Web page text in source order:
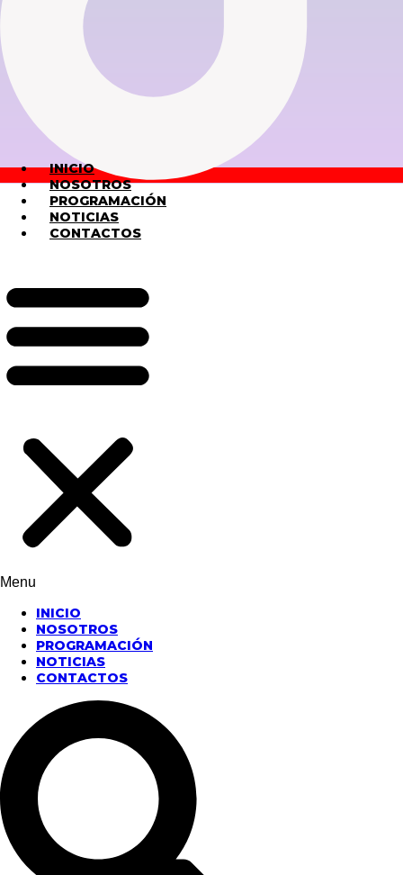
INICIO
NOSOTROS
PROGRAMACIÓN
NOTICIAS
CONTACTOS
Menu
INICIO
NOSOTROS
PROGRAMACIÓN
NOTICIAS
CONTACTOS